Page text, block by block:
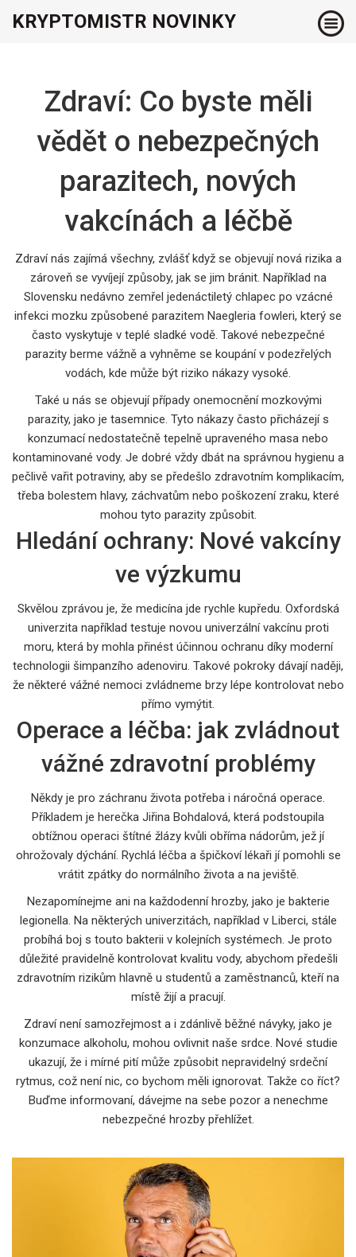
KRYPTOMISTR NOVINKY
Zdraví: Co byste měli
vědět o nebezpečných
parazitech, nových
vakcínách a léčbě
Zdraví nás zajímá všechny, zvlášť když se objevují nová rizika a
zároveň se vyvíjejí způsoby, jak se jim bránit. Například na
Slovensku nedávno zemřel jedenáctiletý chlapec po vzácné
infekci mozku způsobené parazitem Naegleria fowleri, který se
často vyskytuje v teplé sladké vodě. Takové nebezpečné
parazity berme vážně a vyhněme se koupání v podezřelých
vodách, kde může být riziko nákazy vysoké.
Také u nás se objevují případy onemocnění mozkovými
parazity, jako je tasemnice. Tyto nákazy často přicházejí s
konzumací nedostatečně tepelně upraveného masa nebo
kontaminované vody. Je dobré vždy dbát na správnou hygienu a
pečlivě vařit potraviny, aby se předešlo zdravotním komplikacím,
třeba bolestem hlavy, záchvatům nebo poškození zraku, které
mohou tyto parazity způsobit.
Hledání ochrany: Nové vakcíny
ve výzkumu
Skvělou zprávou je, že medicína jde rychle kupředu. Oxfordská
univerzita například testuje novou univerzální vakcínu proti
moru, která by mohla přinést účinnou ochranu díky moderní
technologii šimpanzího adenoviru. Takové pokroky dávají naději,
že některé vážné nemoci zvládneme brzy lépe kontrolovat nebo
přímo vymýtit.
Operace a léčba: jak zvládnout
vážné zdravotní problémy
Někdy je pro záchranu života potřeba i náročná operace.
Příkladem je herečka Jiřina Bohdalová, která podstoupila
obtížnou operaci štítné žlázy kvůli obříma nádorům, jež jí
ohrožovaly dýchání. Rychlá léčba a špičkoví lékaři jí pomohli se
vrátit zpátky do normálního života a na jeviště.
Nezapomínejme ani na každodenní hrozby, jako je bakterie
legionella. Na některých univerzitách, například v Liberci, stále
probíhá boj s touto bakterii v kolejních systémech. Je proto
důležité pravidelně kontrolovat kvalitu vody, abychom předešli
zdravotním rizikům hlavně u studentů a zaměstnanců, kteří na
místě žijí a pracují.
Zdraví není samozřejmost a i zdánlivě běžné návyky, jako je
konzumace alkoholu, mohou ovlivnit naše srdce. Nové studie
ukazují, že i mírné pití může způsobit nepravidelný srdeční
rytmus, což není nic, co bychom měli ignorovat. Takže co říct?
Buďme informovaní, dávejme na sebe pozor a nenechme
nebezpečné hrozby přehlížet.